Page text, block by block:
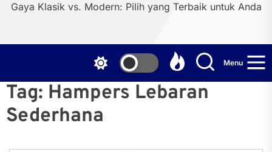
Gaya Klasik vs. Modern: Pilih yang Terbaik untuk Anda
Menu
Tag: Hampers Lebaran
Sederhana